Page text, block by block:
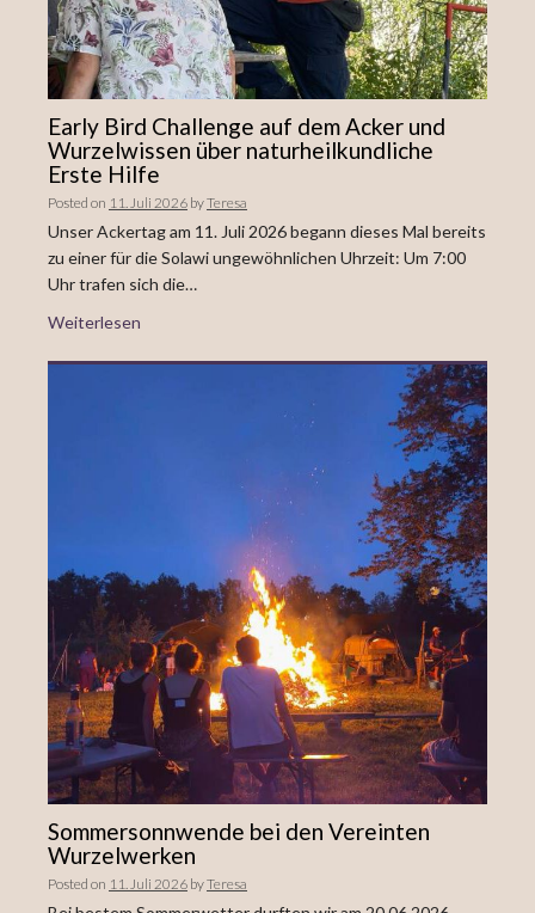
Early Bird Challenge auf dem Acker und
Wurzelwissen über naturheilkundliche
Erste Hilfe
Posted on 11. Juli 2026 byTeresa
Unser Ackertag am 11. Juli 2026 begann dieses Mal bereits
zu einer für die Solawi ungewöhnlichen Uhrzeit: Um 7:00
Uhr trafen sich die…
Weiterlesen
Sommersonnwende bei den Vereinten
Wurzelwerken
Posted on 11. Juli 2026 byTeresa